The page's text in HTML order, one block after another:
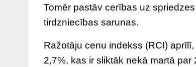
Tomēr pastāv cerības uz
tirdzniecības sarunas.
Ražotāju cenu indekss (RCI)
2,7%, kas ir sliktāk nekā martā